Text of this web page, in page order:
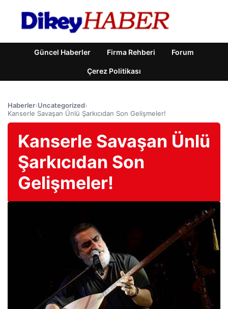
Güncel Haberler Firma Rehberi Forum
Çerez Politikası
Haberler›Uncategorized›
Kanserle Savaşan Ünlü Şarkıcıdan Son Gelişmeler!
Kanserle Savaşan Ünlü
Şarkıcıdan Son
Gelişmeler!